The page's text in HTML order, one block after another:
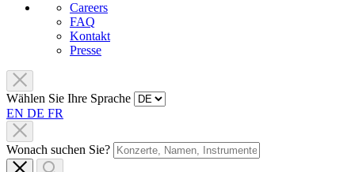
Careers
FAQ
Kontakt
Presse
Wählen Sie Ihre Sprache
EN DE FR
Wonach suchen Sie?